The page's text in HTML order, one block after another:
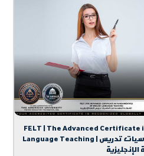
FELT | The Advanced
Language Teaching | الشهادة المتقدمة في أساسيات تدريس
الإنجليزية